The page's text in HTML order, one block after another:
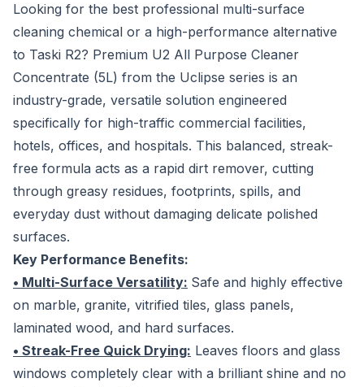
Looking for the best professional multi-surface
cleaning chemical or a high-performance alternative
to Taski R2? Premium U2 All Purpose Cleaner
Concentrate (5L) from the Uclipse series is an
industry-grade, versatile solution engineered
specifically for high-traffic commercial facilities,
hotels, offices, and hospitals. This balanced, streak-
free formula acts as a rapid dirt remover, cutting
through greasy residues, footprints, spills, and
everyday dust without damaging delicate polished
surfaces.
Key Performance Benefits:
• Multi-Surface Versatility: Safe and highly effective
on marble, granite, vitrified tiles, glass panels,
laminated wood, and hard surfaces.
• Streak-Free Quick Drying: Leaves floors and glass
windows completely clear with a brilliant shine and no